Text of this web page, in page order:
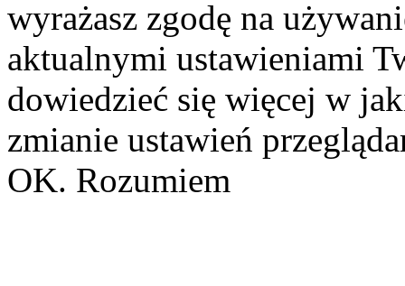
wyrażasz zgodę na
aktualnymi ustawieniami
dowiedzieć się więcej w
zmianie ustawień
OK. Rozumiem